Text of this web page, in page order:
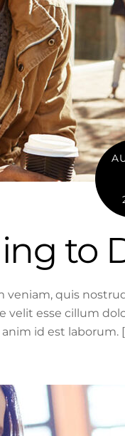
to
quis
esse cillum
id est laborum.